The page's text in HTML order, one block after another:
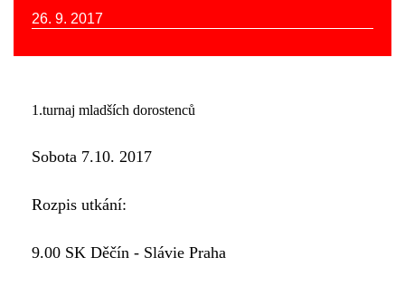
26. 9. 2017
1.turnaj mladších dorostenců
Sobota 7.10. 2017
Rozpis utkání:
9.00 SK Děčín - Slávie Praha